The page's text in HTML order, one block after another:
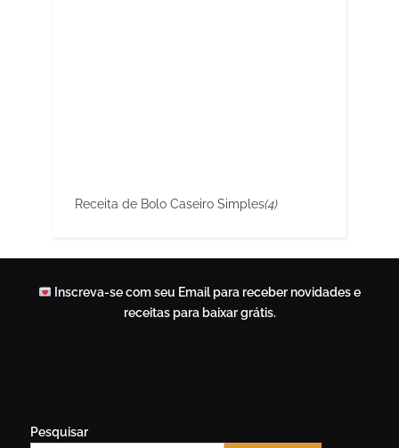
Receita de Bolo Caseiro Simples(4)
Inscreva-se com seu Email para receber novidades e
receitas para baixar grátis.
Pesquisar